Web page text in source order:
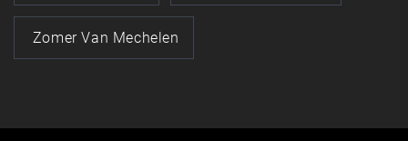
Zomer Van Mechelen